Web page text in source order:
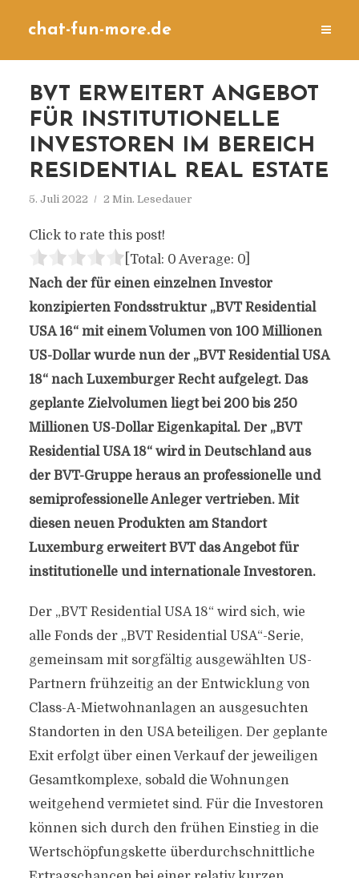
chat-fun-more.de
BVT ERWEITERT ANGEBOT
FÜR INSTITUTIONELLE
INVESTOREN IM BEREICH
RESIDENTIAL REAL ESTATE
5. Juli 2022 2 Min. Lesedauer
Click to rate this post!
[Total: 0 Average: 0]
Nach der für einen einzelnen Investor
konzipierten Fondsstruktur „BVT Residential
USA 16“ mit einem Volumen von 100 Millionen
US-Dollar wurde nun der „BVT Residential USA
18“ nach Luxemburger Recht aufgelegt. Das
geplante Zielvolumen liegt bei 200 bis 250
Millionen US-Dollar Eigenkapital. Der „BVT
Residential USA 18“ wird in Deutschland aus
der BVT-Gruppe heraus an professionelle und
semiprofessionelle Anleger vertrieben. Mit
diesen neuen Produkten am Standort
Luxemburg erweitert BVT das Angebot für
institutionelle und internationale Investoren.
Der „BVT Residential USA 18“ wird sich, wie
alle Fonds der „BVT Residential USA“-Serie,
gemeinsam mit sorgfältig ausgewählten US-
Partnern frühzeitig an der Entwicklung von
Class-A-Mietwohnanlagen an ausgesuchten
Standorten in den USA beteiligen. Der geplante
Exit erfolgt über einen Verkauf der jeweiligen
Gesamtkomplexe, sobald die Wohnungen
weitgehend vermietet sind. Für die Investoren
können sich durch den frühen Einstieg in die
Wertschöpfungskette überdurchschnittliche